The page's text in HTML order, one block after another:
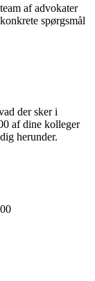
af advokater
spørgsmål
der sker i
af dine kolleger
herunder.